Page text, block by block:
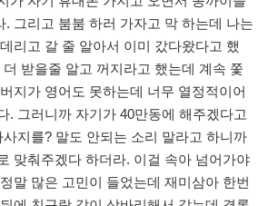
. 그리고 붐붐 하러 가자고 막 하는데 나는
리고 갈 줄 알아서 이미 갔다왔다고 했
받을줄 알고 꺼지라고 했는데 계속 쫓
지가 영어도 못하는데 너무 열정적이어
. 그러니까 자기가 40만동에 해주겠다고
지를? 말도 안되는 소리 말라고 하니까
맞춰주겠다 하더라. 이걸 속아 넘어가야
말 많은 고민이 들었는데 재미삼아 한번